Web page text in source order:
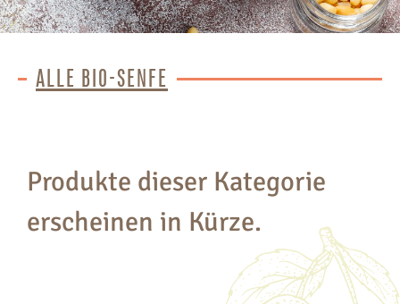
ALLE BIO-SENFE
Produkte dieser Kategorie
erscheinen in Kürze.